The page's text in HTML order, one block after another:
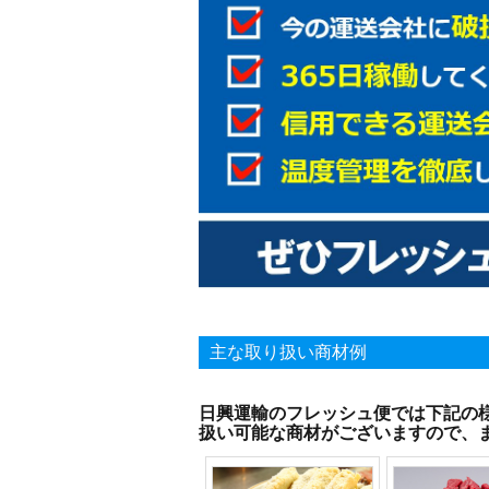
主な取り扱い商材例
日興運輸のフレッシュ便では下記
扱い可能な商材がございますので、